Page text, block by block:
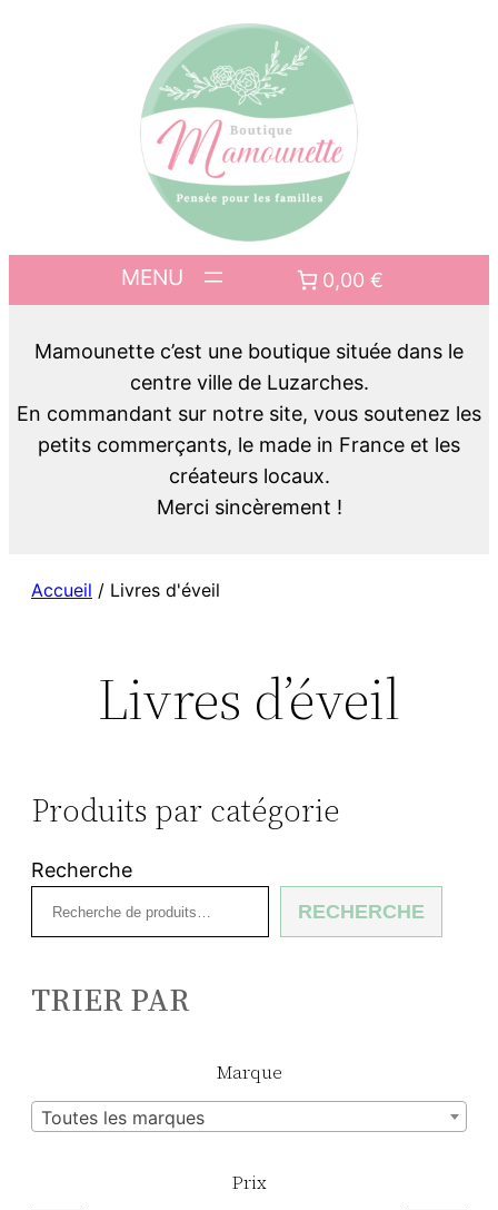
0,00 €
Mamounette c’est une boutique située dans le
centre ville de Luzarches.
En commandant sur notre site, vous soutenez les
petits commerçants, le made in France et les
créateurs locaux.
Merci sincèrement !
Accueil / Livres d'éveil
Livres d’éveil
Produits par catégorie
Recherche
RECHERCHE
TRIER PAR
Marque
Toutes les marques
Prix